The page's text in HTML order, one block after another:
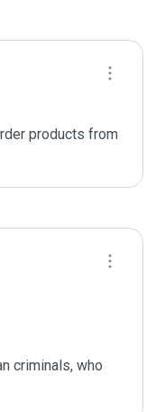
products from
criminals, who